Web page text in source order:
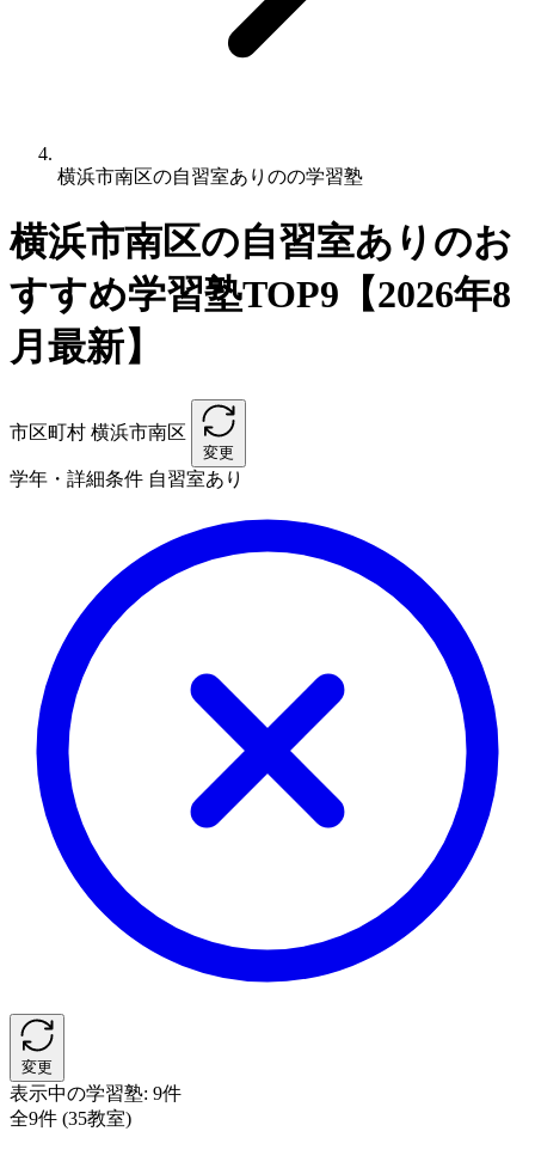
横浜市南区の自習室ありのの学習塾
横浜市南区の自習室ありのお
すすめ学習塾TOP9【2026年8
月最新】
市区町村 横浜市南区
変更
学年・詳細条件 自習室あり
変更
表示中の学習塾: 9件
全9件 (35教室)